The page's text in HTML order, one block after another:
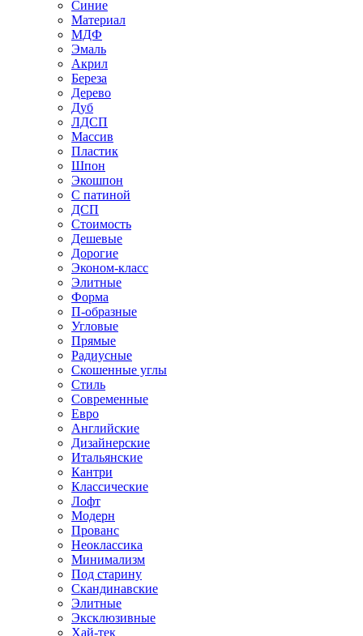
Синие
Материал
МДФ
Эмаль
Акрил
Береза
Дерево
Дуб
ЛДСП
Массив
Пластик
Шпон
Экошпон
С патиной
ДСП
Стоимость
Дешевые
Дорогие
Эконом-класс
Элитные
Форма
П-образные
Угловые
Прямые
Радиусные
Скошенные углы
Стиль
Современные
Евро
Английские
Дизайнерские
Итальянские
Кантри
Классические
Лофт
Модерн
Прованс
Неоклассика
Минимализм
Под старину
Скандинавские
Элитные
Эксклюзивные
Хай-тек